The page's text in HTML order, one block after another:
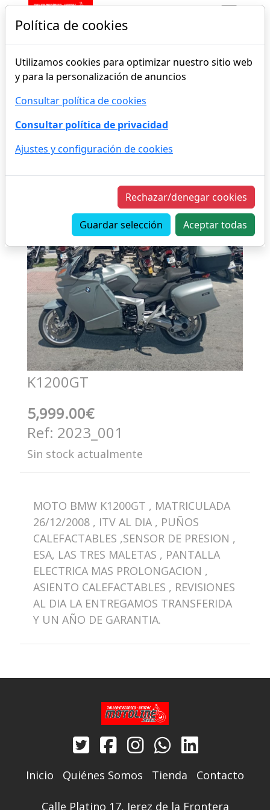
Política de cookies
Utilizamos cookies para optimizar nuestro sitio web
y para la personalización de anuncios
Consultar política de cookies
Consultar política de privacidad
Ajustes y configuración de cookies
Rechazar/denegar cookies
Guardar selección Aceptar todas
INICIO TIENDA OCASIÓN
K1200GT
5,999.00€
Ref: 2023_001
Sin stock actualmente
MOTO BMW K1200GT , MATRICULADA
26/12/2008 , ITV AL DIA , PUÑOS
CALEFACTABLES ,SENSOR DE PRESION ,
ESA, LAS TRES MALETAS , PANTALLA
ELECTRICA MAS PROLONGACION ,
ASIENTO CALEFACTABLES , REVISIONES
AL DIA LA ENTREGAMOS TRANSFERIDA
Y UN AÑO DE GARANTIA.
Inicio Quiénes Somos Tienda Contacto
Calle Platino 17, Jerez de la Frontera